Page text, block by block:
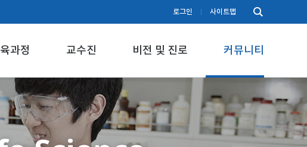
로그인 사이트맵
과정 교수진 비전 및 진로 커뮤니티